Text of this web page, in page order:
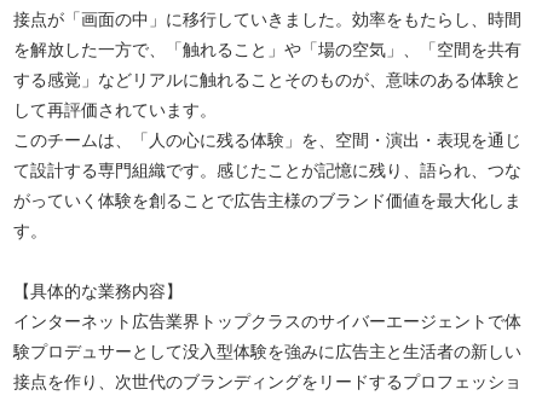
接点が「画面の中」に移行していきました。効率をもたらし、時間
を解放した一方で、「触れること」や「場の空気」、「空間を共有
する感覚」などリアルに触れることそのものが、意味のある体験と
して再評価されています。
このチームは、「人の心に残る体験」を、空間・演出・表現を通じ
て設計する専門組織です。感じたことが記憶に残り、語られ、つな
がっていく体験を創ることで広告主様のブランド価値を最大化しま
す。
【具体的な業務内容】
インターネット広告業界トップクラスのサイバーエージェントで体
験プロデュサーとして没入型体験を強みに広告主と生活者の新しい
接点を作り、次世代のブランディングをリードするプロフェッショ